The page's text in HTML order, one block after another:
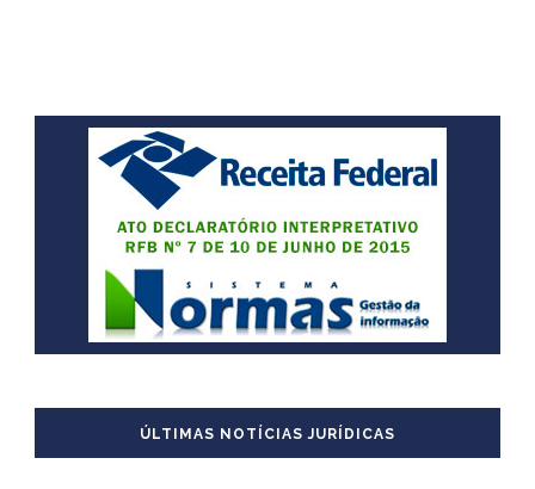
ÚLTIMAS NOTÍCIAS JURÍDICAS